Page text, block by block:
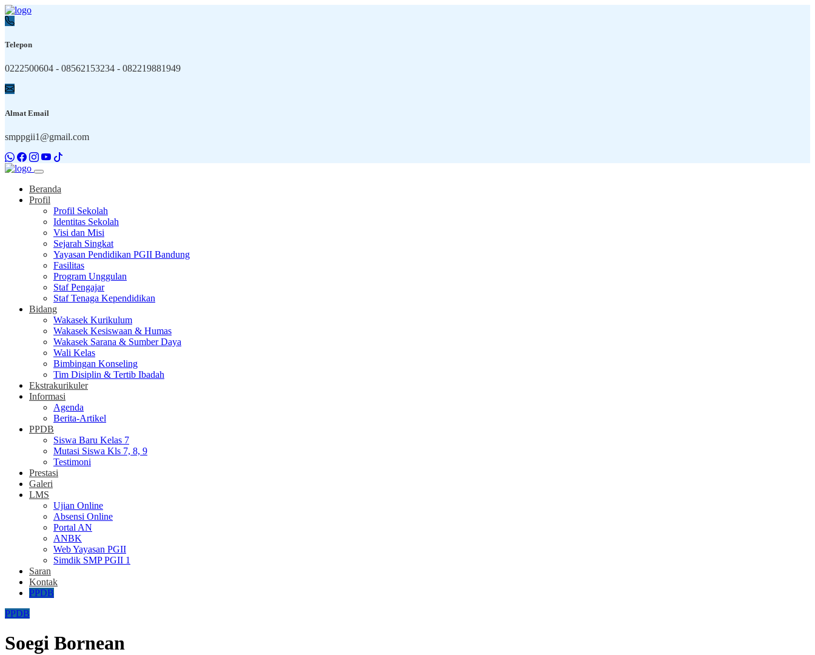
Telepon
0222500604 - 08562153234 - 082219881949
Almat Email
smppgii1@gmail.com
Beranda
Profil
Profil Sekolah
Identitas Sekolah
Visi dan Misi
Sejarah Singkat
Yayasan Pendidikan PGII Bandung
Fasilitas
Program Unggulan
Staf Pengajar
Staf Tenaga Kependidikan
Bidang
Wakasek Kurikulum
Wakasek Kesiswaan & Humas
Wakasek Sarana & Sumber Daya
Wali Kelas
Bimbingan Konseling
Tim Disiplin & Tertib Ibadah
Ekstrakurikuler
Informasi
Agenda
Berita-Artikel
PPDB
Siswa Baru Kelas 7
Mutasi Siswa Kls 7, 8, 9
Testimoni
Prestasi
Galeri
LMS
Ujian Online
Absensi Online
Portal AN
ANBK
Web Yayasan PGII
Simdik SMP PGII 1
Saran
Kontak
PPDB
PPDB
Soegi Bornean